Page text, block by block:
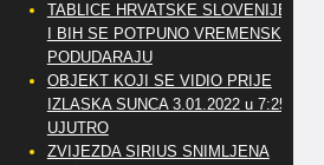
TABLICE HRVATSKE SLOVENIJE
I BIH SE POTPUNO VREMENSKI
PODUDARAJU
OBJEKT KOJI SE VIDIO PRIJE
IZLASKA SUNCA 3.01.2022 u 7:25
UJUTRO
ZVIJEZDA SIRIUS SNIMLJENA